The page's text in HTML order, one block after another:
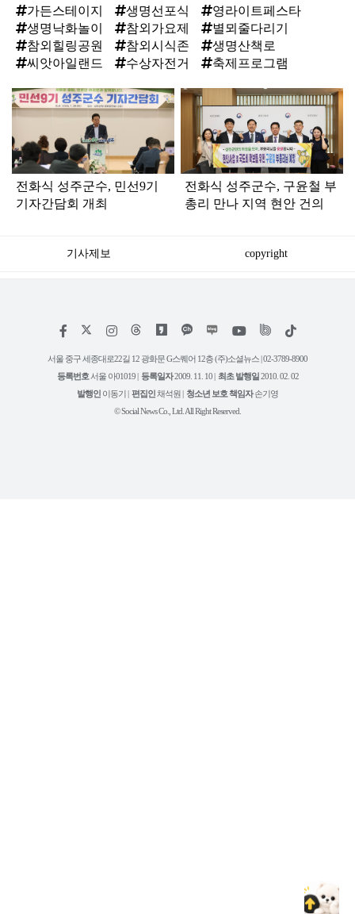
가든스테이지
생명선포식
영라이트페스타
생명낙화놀이
참외가요제
별뫼줄다리기
참외힐링공원
참외시식존
생명산책로
씨앗아일랜드
수상자전거 축제프로그램
탑
라
전화식 성주군수, 민선9기
기자간담회 개최
전화식 성주군수, 구윤철 부
총리 만나 지역 현안 건의
기사제보 copyright
페
스
인
타
램
위
트
유
튜
틱
서울 중구 세종대로22길 12 광화문 G스퀘어 12층 (주)소셜뉴스 | 02-3789-8900
등록번호 서울 아01019 | 등록일자2009. 11. 10 | 최초 발행일2010. 02. 02
발행인 이동기 | 편집인채석원 | 청소년 보호 책임자손기영
© Social News Co., Ltd. All Right Reserved.